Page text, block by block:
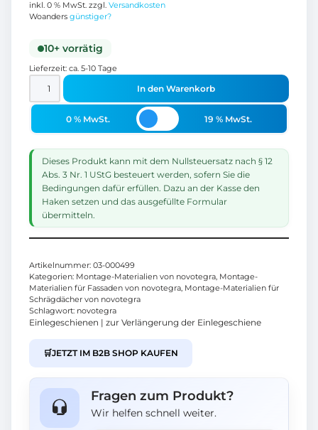
inkl. 0 % MwSt. zzgl. Versandkosten
Woanders günstiger?
10+ vorrätig
Lieferzeit: ca. 5-10 Tage
In den Warenkorb
0 % MwSt. 19 % MwSt.
Dieses Produkt kann mit dem Nullsteuersatz nach § 12
Abs. 3 Nr. 1 UStG besteuert werden, sofern Sie die
Bedingungen dafür erfüllen. Dazu an der Kasse den
Haken setzen und das ausgefüllte Formular
übermitteln.
Artikelnummer: 03-000499
Kategorien: Montage-Materialien von novotegra, Montage-
Materialien für Fassaden von novotegra, Montage-Materialien für
Schrägdächer von novotegra
Schlagwort: novotegra
Einlegeschienen | zur Verlängerung der Einlegeschiene
🛒JETZT IM B2B SHOP KAUFEN
Fragen zum Produkt?
Wir helfen schnell weiter.